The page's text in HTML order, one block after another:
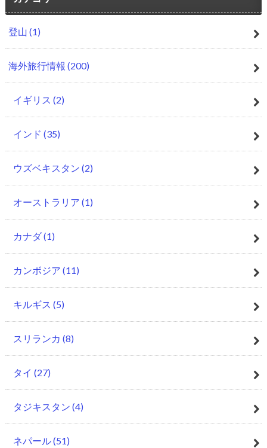
登山 (1)
海外旅行情報 (200)
イギリス (2)
インド (35)
ウズベキスタン (2)
オーストラリア (1)
カナダ(1)
カンボジア (11)
キルギス (5)
スリランカ (8)
タイ (27)
タジキスタン (4)
ネパール(51)